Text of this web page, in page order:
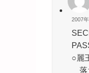
2007
○麗
落